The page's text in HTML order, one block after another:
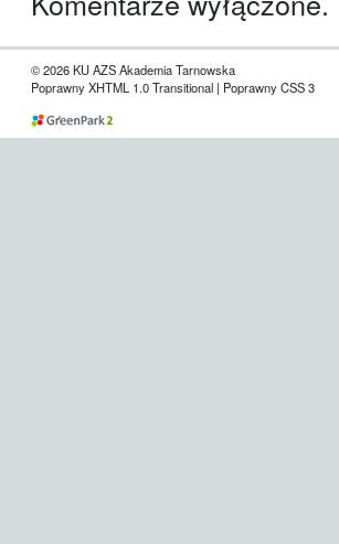
© 2026 KU AZS Akademia Tarnowska
Poprawny XHTML 1.0 Transitional | Poprawny CSS 3